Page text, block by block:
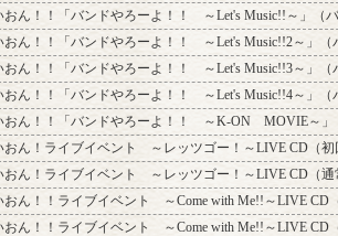
おん！！「バンドやろーよ！！ ～Let's Music!!～」（
おん！！「バンドやろーよ！！ ～Let's Music!!2～」（
おん！！「バンドやろーよ！！ ～Let's Music!!3～」（
おん！！「バンドやろーよ！！ ～Let's Music!!4～」（
おん！！「バンドやろーよ！！ ～K-ON MOVIE～」
おん！ライブイベント ～レッツゴー！～LIVE CD（初
おん！ライブイベント ～レッツゴー！～LIVE CD（通
おん！！ライブイベント ～Come with Me!!～LIVE CD
おん！！ライブイベント ～Come with Me!!～LIVE CD